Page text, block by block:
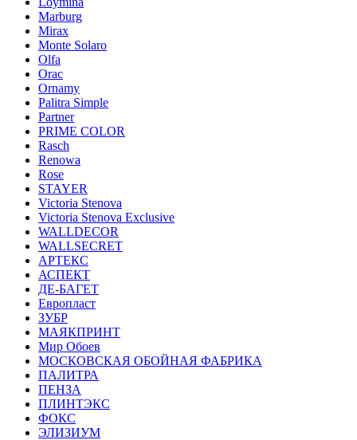
Marburg
Mirax
Monte Solaro
Olfa
Orac
Ornamy
Palitra Simple
Partner
PRIME COLOR
Rasch
Renowa
Rose
STAYER
Victoria Stenova
Victoria Stenova Exclusive
WALLDECOR
WALLSECRET
АРТЕКС
АСПЕКТ
ДЕ-БАГЕТ
Европласт
ЗУБР
МАЯКПРИНТ
Мир Обоев
МОСКОВСКАЯ ОБОЙНАЯ ФАБРИКА
ПАЛИТРА
ПЕНЗА
ПЛИНТЭКС
ФОКС
ЭЛИЗИУМ